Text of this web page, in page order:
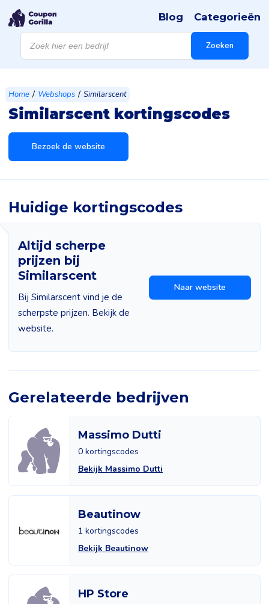
Producten
zoeken Zoeken
Blog Categorieën
Home / Webshops / Similarscent
Similarscent kortingscodes
Bezoek de website
Huidige kortingscodes
Altijd scherpe
prijzen bij
Similarscent
Bij Similarscent vind je de
scherpste prijzen. Bekijk de
website.
Naar website
Gerelateerde bedrijven
Massimo Dutti
0 kortingscodes
Bekijk Massimo Dutti
Beautinow
1 kortingscodes
Bekijk Beautinow
HP Store